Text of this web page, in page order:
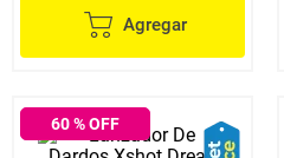
Agregar
60% OFF